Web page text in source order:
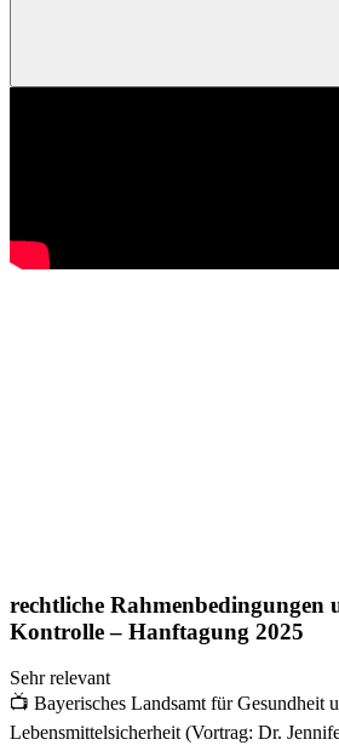
rechtliche Rahmenbedingungen
Kontrolle – Hanftagung 2025
Sehr relevant
📺 Bayerisches Landsamt für Gesundheit
Lebensmittelsicherheit (Vortrag: Dr.